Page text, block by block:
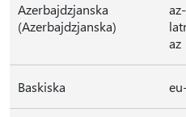
Azerbajdzjanska
(Azerbajdzjanska)
az-
az
Baskiska